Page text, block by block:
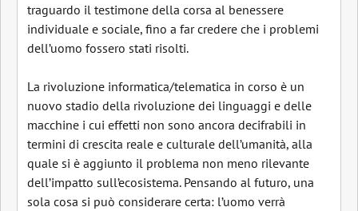
traguardo il testimone della corsa al benessere
individuale e sociale, fino a far credere che i problemi
dell’uomo fossero stati risolti.
La rivoluzione informatica/telematica in corso è un
nuovo stadio della rivoluzione dei linguaggi e delle
macchine i cui effetti non sono ancora decifrabili in
termini di crescita reale e culturale dell’umanità, alla
quale si è aggiunto il problema non meno rilevante
dell’impatto sull’ecosistema. Pensando al futuro, una
sola cosa si può considerare certa: l’uomo verrà